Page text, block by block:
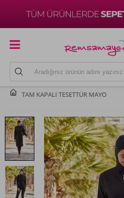
TAM KAPALI TESETTÜR MAYO